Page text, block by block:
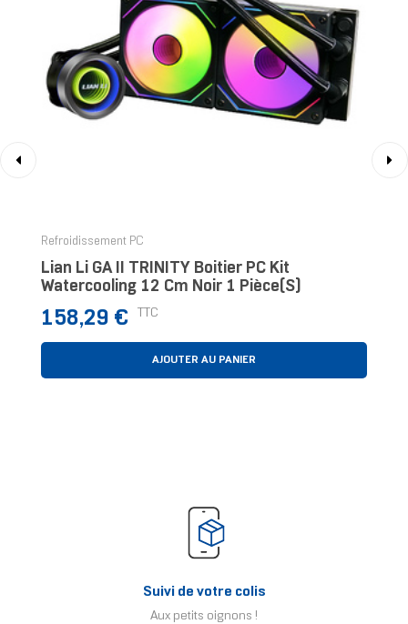
Refroidissement PC
Lian Li GA II TRINITY Boitier PC Kit
Watercooling 12 Cm Noir 1 Pièce(s)
Prix
158,29 € TTC
AJOUTER AU PANIER
Suivi de votre colis
Aux petits oignons !